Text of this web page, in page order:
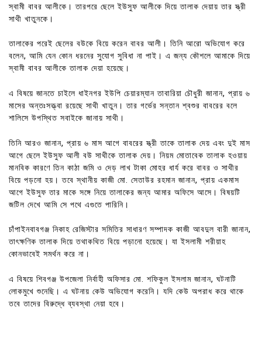
স্বামী বাবর আলীকে। তারপরে ছেলে ইউসুফ আলীকে দিয়ে তালাক দেয়ায় তার স্ত্রী
সাথী খাতুনকে।
তালাকের পরেই ছেলের বউকে বিয়ে করেন বাবর আলী। তিনি আরো অভিযোগ করে
বলেন, আমি যেন কোন ধরনের সুযোগ সুবিধা না পাই। এ জন্য কৌশলে আমাকে দিয়ে
স্বামী বাবর আলীকে তালাক দেয়া হয়েছে।
এ বিষয়ে জানতে চাইলে ধাইনগর ইউপি চেয়ারম্যান তাবারিয়া চৌধুরী জানান, প্রায় ৬
মাসের অন্তঃসত্ত্বা রয়েছে সাথী খাতুন। তার গর্ভের সন্তান শ্বশুর বাবরের বলে
শালিসে উপস্থিত সবাইকে জানায় সাথী।
তিনি আরও জানান, প্রায় ৬ মাস আগে বাবরের স্ত্রী তাকে তালাক দেয় এবং দুই মাস
আগে ছেলে ইউসুফ আলী বউ সাথীকে তালাক দেয়। নিয়ম মোতাবেক তালাক হওয়ায়
মানবিক কারণে তিন কাঠা জমি ও দেড় লাখ টাকা মোহর ধার্য করে বাবর ও সাথীর
বিয়ে পড়নো হয়। তবে স্থানীয় কাজী মো. সেতাউর রহমান জানান, প্রায় একমাস
আগে ইউসুফ তার মাকে সঙ্গে নিয়ে তালাকের জন্য আমার অফিসে আসে। বিষয়টি
জটিল দেখে আমি সে পথে এগুতে পারিনি।
চাঁপাইনবাবগঞ্জ নিকাহ রেজিস্টার সমিতির সাধারণ সম্পাদক কাজী আবদুল বারী জানান,
তাৎক্ষণিক তালাক দিয়ে তথাকথিত বিয়ে পড়ানো হয়েছে। যা ইসলামী শরীয়াহ
কোনভাবেই সমর্থন করে না।
এ বিষয়ে শিবগঞ্জ উপজেলা নির্বাহী অফিসার মো. শফিকুল ইসলাম জানান, ঘটনাটি
লোকমুখে শুনেছি। এ ঘটনায় কেউ অভিযোগ করেনি। যদি কেউ অপরাধ করে থাকে
তবে তাদের বিরুদ্ধে ব্যবস্থা নেয়া হবে।